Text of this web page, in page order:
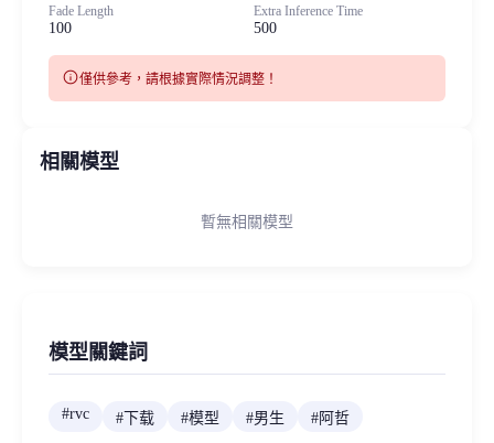
Fade Length
100
Extra Inference Time
500
info僅供參考，請根據實際情況調整！
相關模型
暫無相關模型
模型關鍵詞
#rvc #下载 #模型 #男生 #阿哲